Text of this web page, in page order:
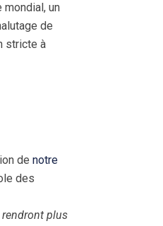
un
de
stricte à
de notre
des
rendront plus